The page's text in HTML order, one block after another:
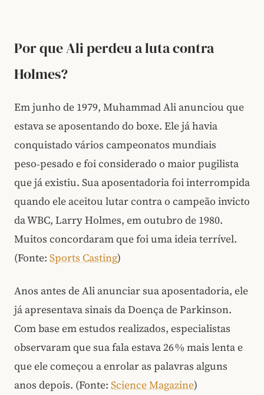
Por que Ali perdeu a luta contra
Holmes?
Em junho de 1979, Muhammad Ali anunciou que
estava se aposentando do boxe. Ele já havia
conquistado vários campeonatos mundiais
peso‑pesado e foi considerado o maior pugilista
que já existiu. Sua aposentadoria foi interrompida
quando ele aceitou lutar contra o campeão invicto
da WBC, Larry Holmes, em outubro de 1980.
Muitos concordaram que foi uma ideia terrível.
(Fonte: Sports Casting)
Anos antes de Ali anunciar sua aposentadoria, ele
já apresentava sinais da Doença de Parkinson.
Com base em estudos realizados, especialistas
observaram que sua fala estava 26 % mais lenta e
que ele começou a enrolar as palavras alguns
anos depois. (Fonte: Science Magazine)